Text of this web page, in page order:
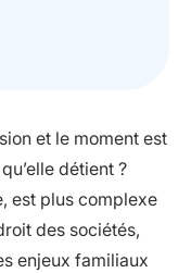
et le moment est
détient ?
est plus complexe
des sociétés,
enjeux familiaux